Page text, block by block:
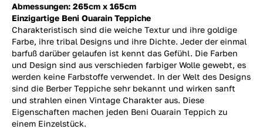
Abmessungen: 265cm x 165cm
Einzigartige Beni Ouarain Teppiche
Charakteristisch sind die weiche Textur und ihre goldige
Farbe, ihre tribal Designs und ihre Dichte. Jeder der einmal
barfuß darüber gelaufen ist kennt das Gefühl. Die Farben
und Design sind aus verschieden farbiger Wolle gewebt, es
werden keine Farbstoffe verwendet. In der Welt des Designs
sind die Berber Teppiche sehr bekannt und wirken sanft
und strahlen einen Vintage Charakter aus. Diese
Eigenschaften machen jeden Beni Ouarain Teppich zu
einem Einzelstück.